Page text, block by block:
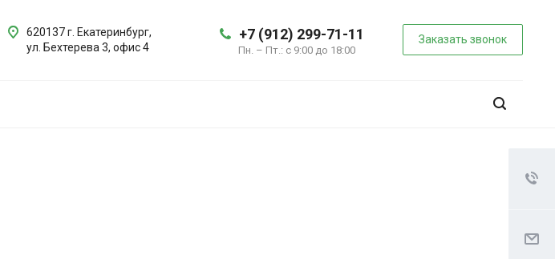
+7 (912) 299-71-11
Пн. – Пт.: с 9:00 до 18:00
Заказать звонок
620137 г. Екатеринбург,
ул. Бехтерева 3, офис 4